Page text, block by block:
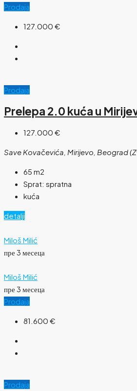
Prodaja
127.000 €
Prodaja
Prelepa 2.0 kuća u
127.000 €
Save Kovačevića, Mirijevo, Beograd
65 m2
Sprat: spratna
kuća
detalji
Miloš Milić
пре 3 месеца
Miloš Milić
пре 3 месеца
Prodaja
81.600 €
Prodaja